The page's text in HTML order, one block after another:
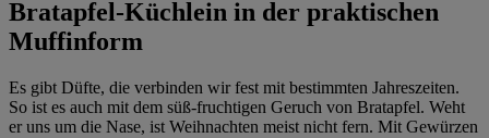
Bratapfel-Küchlein in der praktischen
Muffinform
Es gibt Düfte, die verbinden wir fest mit bestimmten Jahreszeiten.
So ist es auch mit dem süß-fruchtigen Geruch von Bratapfel. Weht
er uns um die Nase, ist Weihnachten meist nicht fern. Mit Gewürzen